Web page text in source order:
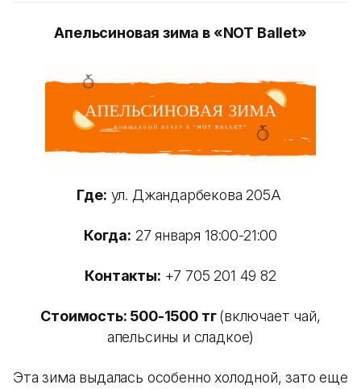
Апельсиновая зима в «NOT Ballet»
Где: ул. Джандарбекова 205А
Когда: 27 января 18:00-21:00
Контакты: +7 705 201 49 82
Стоимость: 500-1500 тг(включает чай,
апельсины и сладкое)
Эта зима выдалась особенно холодной, зато еще